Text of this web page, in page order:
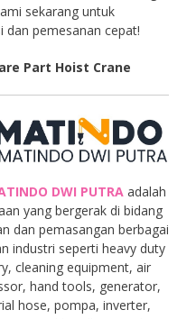
sekarang untuk
dan pemesanan cepat!
Part Hoist Crane
DWI PUTRA adalah
yang bergerak di bidang
dan pemasangan berbagai
industri seperti heavy duty
cleaning equipment, air
hand tools, generator,
hose, pompa, inverter,